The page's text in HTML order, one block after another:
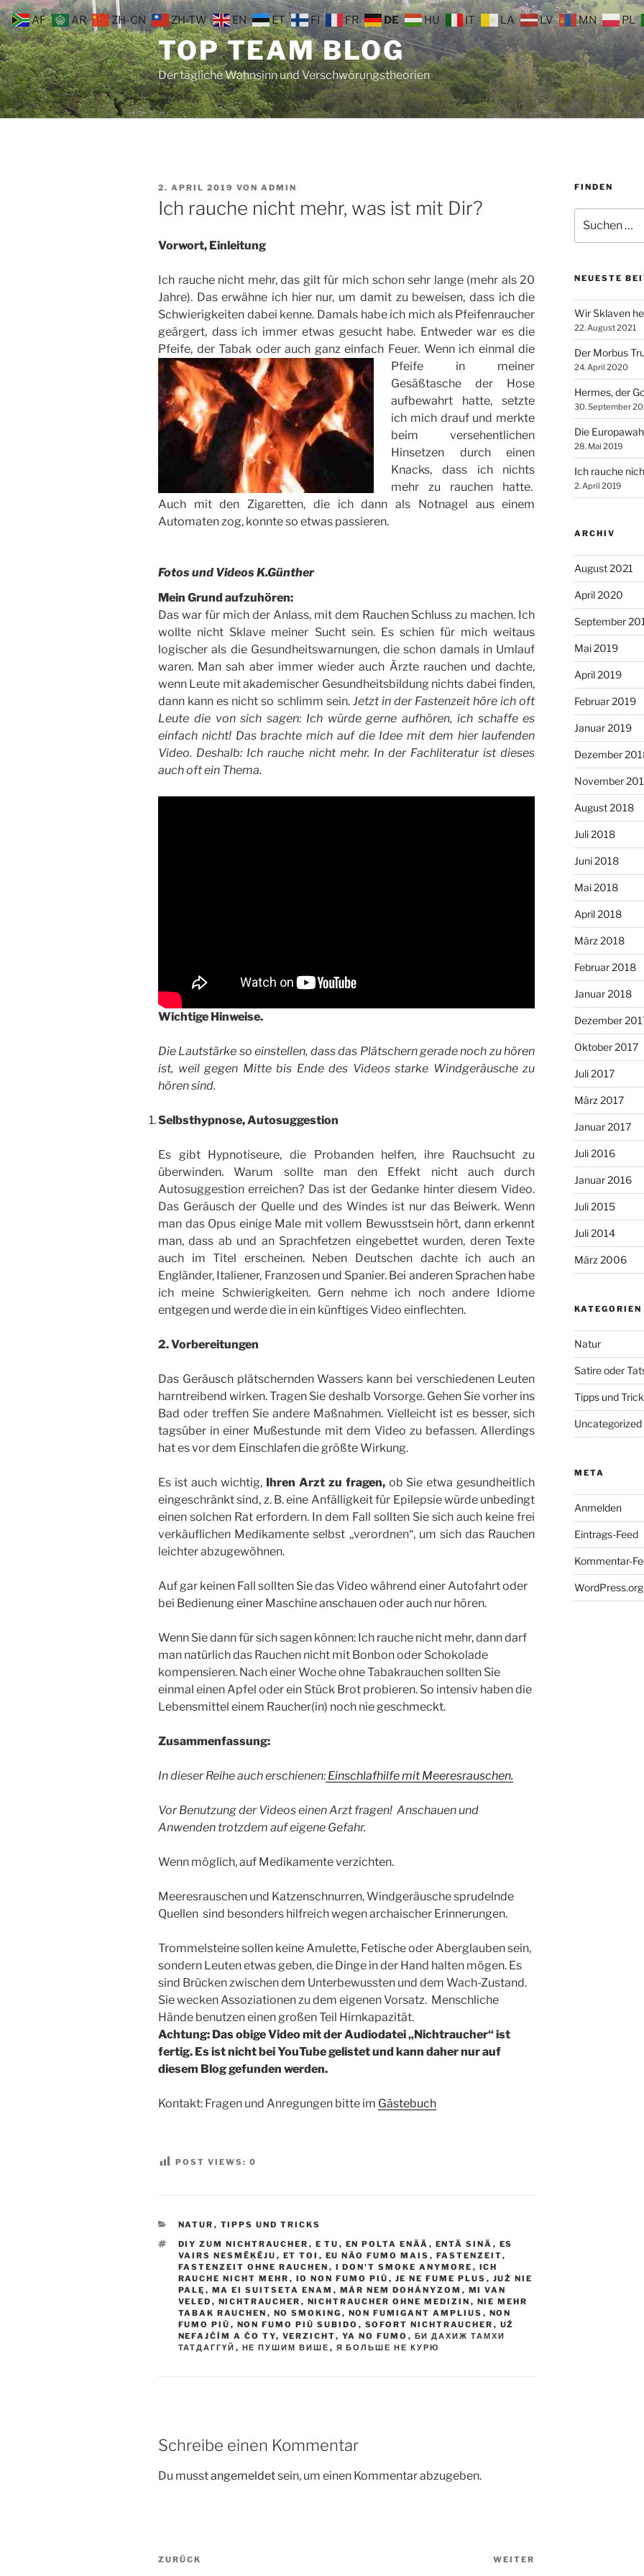
Zum
Inhalt
springen
TOP TEAM BLOG
Der tägliche Wahnsinn und Verschwörungstheorien
VERÖFFENTLICHT
AM
2. APRIL 2019 VON ADMIN
Ich rauche nicht mehr, was ist mit Dir?
Vorwort, Einleitung
Ich rauche nicht mehr, das gilt für mich schon sehr lange (mehr als 20
Jahre). Das erwähne ich hier nur, um damit zu beweisen, dass ich die
Schwierigkeiten dabei kenne. Damals habe ich mich als Pfeifenraucher
geärgert, dass ich immer etwas gesucht habe. Entweder war es die
Pfeife, der Tabak oder auch ganz einfach Feuer. Wenn ich einmal die
Pfeife in meiner
Gesäßtasche der Hose
aufbewahrt hatte, setzte
ich mich drauf und merkte
beim versehentlichen
Hinsetzen durch einen
Knacks, dass ich nichts
mehr zu rauchen hatte.
Auch mit den Zigaretten, die ich dann als Notnagel aus einem
Automaten zog, konnte so etwas passieren.
Fotos und Videos K.Günther
Mein Grund aufzuhören:
Das war für mich der Anlass, mit dem Rauchen Schluss zu machen. Ich
wollte nicht Sklave meiner Sucht sein. Es schien für mich weitaus
logischer als die Gesundheitswarnungen, die schon damals in Umlauf
waren. Man sah aber immer wieder auch Ärzte rauchen und dachte,
wenn Leute mit akademischer Gesundheitsbildung nichts dabei finden,
dann kann es nicht so schlimm sein. Jetzt in der Fastenzeit höre ich oft
Leute die von sich sagen: Ich würde gerne aufhören, ich schaffe es
einfach nicht! Das brachte mich auf die Idee mit dem hier laufenden
Video. Deshalb: Ich rauche nicht mehr. In der Fachliteratur ist dieses
auch oft ein Thema.
Wichtige Hinweise.
Die Lautstärke so einstellen, dass das Plätschern gerade noch zu hören
ist, weil gegen Mitte bis Ende des Videos starke Windgeräusche zu
hören sind.
Selbsthypnose, Autosuggestion
Es gibt Hypnotiseure, die Probanden helfen, ihre Rauchsucht zu
überwinden. Warum sollte man den Effekt nicht auch durch
Autosuggestion erreichen? Das ist der Gedanke hinter diesem Video.
Das Geräusch der Quelle und des Windes ist nur das Beiwerk. Wenn
man das Opus einige Male mit vollem Bewusstsein hört, dann erkennt
man, dass ab und an Sprachfetzen eingebettet wurden, deren Texte
auch im Titel erscheinen. Neben Deutschen dachte ich auch an
Engländer, Italiener, Franzosen und Spanier. Bei anderen Sprachen habe
ich meine Schwierigkeiten. Gern nehme ich noch andere Idiome
entgegen und werde die in ein künftiges Video einflechten.
2. Vorbereitungen
Das Geräusch plätschernden Wassers kann bei verschiedenen Leuten
harntreibend wirken. Tragen Sie deshalb Vorsorge. Gehen Sie vorher ins
Bad oder treffen Sie andere Maßnahmen. Vielleicht ist es besser, sich
tagsüber in einer Mußestunde mit dem Video zu befassen. Allerdings
hat es vor dem Einschlafen die größte Wirkung.
Es ist auch wichtig, Ihren Arzt zu fragen,ob Sie etwa gesundheitlich
eingeschränkt sind, z. B. eine Anfälligkeit für Epilepsie würde unbedingt
einen solchen Rat erfordern. In dem Fall sollten Sie sich auch keine frei
verkäuflichen Medikamente selbst „verordnen“, um sich das Rauchen
leichter abzugewöhnen.
Auf gar keinen Fall sollten Sie das Video während einer Autofahrt oder
bei Bedienung einer Maschine anschauen oder auch nur hören.
Wenn Sie dann für sich sagen können: Ich rauche nicht mehr, dann darf
man natürlich das Rauchen nicht mit Bonbon oder Schokolade
kompensieren. Nach einer Woche ohne Tabakrauchen sollten Sie
einmal einen Apfel oder ein Stück Brot probieren. So intensiv haben die
Lebensmittel einem Raucher(in) noch nie geschmeckt.
Zusammenfassung:
In dieser Reihe auch erschienen: Einschlafhilfe mit Meeresrauschen.
Vor Benutzung der Videos einen Arzt fragen! Anschauen und
Anwenden trotzdem auf eigene Gefahr.
Wenn möglich, auf Medikamente verzichten.
Meeresrauschen und Katzenschnurren, Windgeräusche sprudelnde
Quellen sind besonders hilfreich wegen archaischer Erinnerungen.
Trommelsteine sollen keine Amulette, Fetische oder Aberglauben sein,
sondern Leuten etwas geben, die Dinge in der Hand halten mögen. Es
sind Brücken zwischen dem Unterbewussten und dem Wach-Zustand.
Sie wecken Assoziationen zu dem eigenen Vorsatz. Menschliche
Hände benutzen einen großen Teil Hirnkapazität.
Achtung: Das obige Video mit der Audiodatei „Nichtraucher“ ist
fertig. Es ist nicht bei YouTube gelistet und kann daher nur auf
diesem Blog gefunden werden.
Kontakt: Fragen und Anregungen bitte im Gästebuch
POST VIEWS: 0
KATEGORIEN
NATUR , TIPPS UND TRICKS
SCHLAGWÖRTER
DIY ZUM NICHTRAUCHER , E TU , EN POLTA ENÄÄ , ENTÄ SINÄ , ES
VAIRS NESMĒĶĒJU , ET TOI , EU NÃO FUMO MAIS , FASTENZEIT,
FASTENZEIT OHNE RAUCHEN , I DON'T SMOKE ANYMORE , ICH
RAUCHE NICHT MEHR , IO NON FUMO PIÙ , JE NE FUME PLUS , JUŻ NIE
PALĘ , MA EI SUITSETA ENAM , MÁR NEM DOHÁNYZOM , MI VAN
VELED , NICHTRAUCHER , NICHTRAUCHER OHNE MEDIZIN , NIE MEHR
TABAK RAUCHEN , NO SMOKING , NON FUMIGANT AMPLIUS , NON
FUMO PIÙ , NON FUMO PIÙ SUBIDO , SOFORT NICHTRAUCHER , UŽ
NEFAJČÍM A ČO TY, VERZICHT, YA NO FUMO , БИ ДАХИЖ ТАМХИ
ТАТДАГГҮЙ , НЕ ПУШИМ ВИШЕ , Я БОЛЬШЕ НЕ КУРЮ
Schreibe einen Kommentar
Du musstangemeldetsein, um einen Kommentar abzugeben.
Beitragsnavigation
Vorheriger
ZURÜCK WEITER
FINDEN
nach:
NEUESTE
Wir Sklaven
22. August 2021
Der Morbus
24. April 2020
Hermes, der
30. September
Die
28. Mai 2019
Ich rauche
2. April 2019
ARCHIV
August 2021
April 2020
September
Mai 2019
April 2019
Februar 2019
Januar 2019
Dezember
November
August 2018
Juli 2018
Juni 2018
Mai 2018
April 2018
März 2018
Februar 2018
Januar 2018
Dezember
Oktober 2017
Juli 2017
März 2017
Januar 2017
Juli 2016
Januar 2016
Juli 2015
Juli 2014
März 2006
KATEGORIEN
Natur
Satire oder
Tipps und
Uncategorized
META
Anmelden
Eintrags-Feed
Kommentar-
WordPress.org
AF AR ZH-CN ZH-TW EN ET FI FR DE HU IT LA LV MN PL